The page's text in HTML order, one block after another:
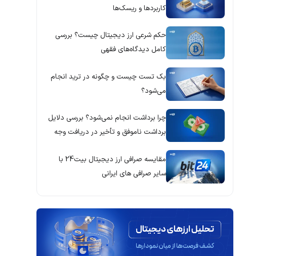
کاربردها و ریسک‌ها
حکم شرعی ارز دیجیتال چیست؟ بررسی
کامل دیدگاه‌های فقهی
بک تست چیست و چگونه در ترید انجام
می‌شود؟
چرا برداشت انجام نمی‌شود؟ بررسی دلایل
برداشت ناموفق و تأخیر در دریافت وجه
مقایسه صرافی ارز دیجیتال بیت24 با
سایر صرافی های ایرانی